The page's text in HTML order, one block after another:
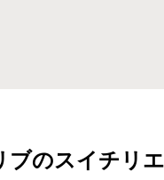
ブのスイチリ